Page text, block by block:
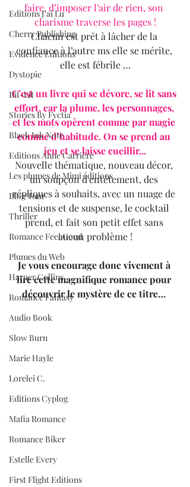
Editions J'ai Lu
Cherry Publishing
Evidence Editions
Dystopie
Bit-Lit
Stories By Fyctia
Black Ink Note
Editions Anne Carrière
Les plumes de Mimi éditions
Blog Tour
Thriller
Romance Feel Good
Plumes du Web
Harper Collins
Romance Fantasy
Audio Book
Slow Burn
Marie Hayle
Lorelei C.
Editions Cyplog
Mafia Romance
Romance Biker
Estelle Every
First Flight Editions
faire, d’imposer l’air de rien, son
charisme traverse les pages !
Chacun est prêt à lâcher de la
confiance à l’autre ms elle se mérite,
elle est fébrile …
C’est un livre qui se dévore, se lit sans
effort, car la plume, les personnages,
et les mots opèrent comme par magie
comme d’habitude. On se prend au
jeu et se laisse cueillir...
Nouvelle thématique, nouveau décor,
un soupçon d'entêtement, des
répliques à souhaits, avec un nuage de
tensions et de suspense, le cocktail
prend, et fait son petit effet sans
aucun problème !
Je vous encourage donc vivement à
lire cette magnifique romance pour
découvrir le mystère de ce titre…